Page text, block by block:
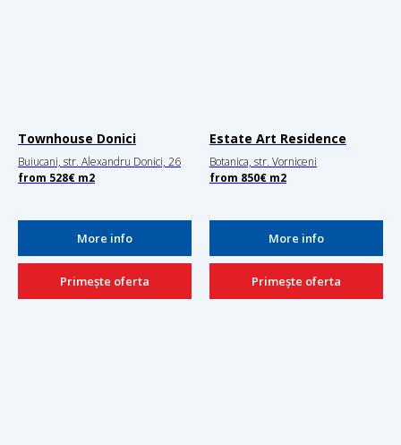
Townhouse Donici
Buiucani, str. Alexandru Donici, 26
from 528€ m2
More info
Primește oferta
Estate Art Residence
Botanica, str. Vorniceni
from 850€ m2
More info
Primește oferta